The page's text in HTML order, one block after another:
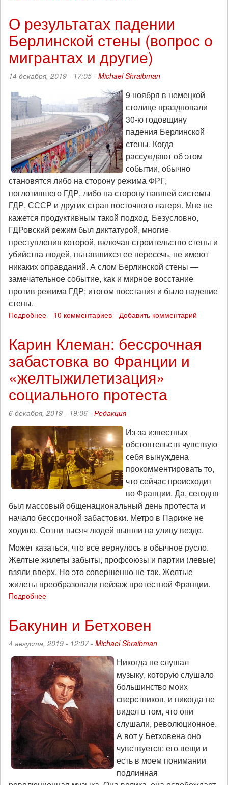
с
узниками
дела
«Сети»
прошла
в
в
Брно
(Чехия)
О результатах падении
Берлинской стены (вопрос о
мигрантах и другие)
14 декабря, 2019 - 17:05 - Michael Shraibman
9 ноября в немецкой
столице праздновали
30-ю годовщину
падения Берлинской
стены. Когда
рассуждают об этом
событии, обычно
становятся либо на сторону режима ФРГ,
поглотившего ГДР, либо на сторону павшей системы
ГДР, СССР и других стран восточного лагеря. Мне не
кажется продуктивным такой подход. Безусловно,
ГДРовский режим был диктатурой, многие
преступления которой, включая строительство стены и
убийства людей, пытавшихся ее пересечь, не имеют
никаких оправданий. А слом Берлинской стены —
замечательное событие, как и мирное восстание
против режима ГДР; итогом восстания и было падение
стены.
Подробнее
падении
стены
(вопрос
о
мигрантах
другие)
10 комментариев Добавить комментарий
Карин Клеман: бессрочная
забастовка во Франции и
«желтыжилетизация»
социального протеста
6 декабря, 2019 - 19:06 - Редакция
Из-за известных
обстоятельств чувствую
себя вынуждена
прокомментировать то,
что сейчас происходит
во Франции. Да, сегодня
был массовый общенациональный день протеста и
начало бессрочной забастовки. Метро в Париже не
ходило. Сотни тысяч людей вышли на улицу везде.
Может казаться, что все вернулось в обычное русло.
Желтые жилеты забыты, профсоюзы и партии (левые)
взяли вверх. Но это совершенно не так. Желтые
жилеты преобразовали пейзаж протестной Франции.
Подробнее
бессрочная
во
Франции
и
«желтыжилетизация»
социального
протеста
Бакунин и Бетховен
4 августа, 2019 - 12:07 - Michael Shraibman
Никогда не слушал
музыку, которую слушало
большинство моих
сверстников, и никогда не
видел в том, что они
слушали, революционное.
А вот у Бетховена оно
чувствуется: его вещи и
есть в моем понимании
подлинная